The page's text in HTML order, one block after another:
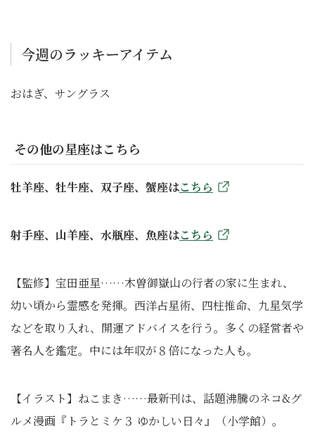
今週のラッキーアイテム
おはぎ、サングラス
その他の星座はこちら
牡羊座、牡牛座、双子座、蟹座はこちら
射手座、山羊座、水瓶座、魚座はこちら
【監修】宝田亜星……木曽御嶽山の行者の家に生まれ、
幼い頃から霊感を発揮。西洋占星術、四柱推命、九星気学
などを取り入れ、開運アドバイスを行う。多くの経営者や
著名人を鑑定。中には年収が８倍になった人も。
【イラスト】ねこまき……最新刊は、話題沸騰のネコ&グ
ルメ漫画『トラとミケ３ ゆかしい日々』（小学館）。